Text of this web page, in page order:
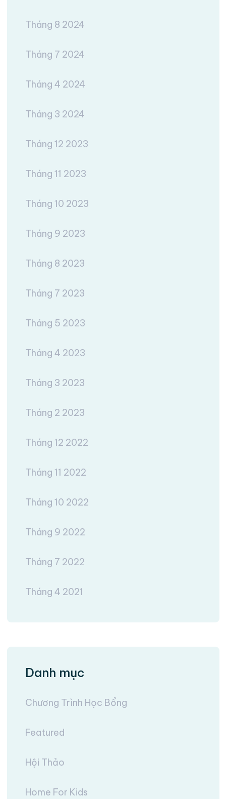
Tháng 8 2024
Tháng 7 2024
Tháng 4 2024
Tháng 3 2024
Tháng 12 2023
Tháng 11 2023
Tháng 10 2023
Tháng 9 2023
Tháng 8 2023
Tháng 7 2023
Tháng 5 2023
Tháng 4 2023
Tháng 3 2023
Tháng 2 2023
Tháng 12 2022
Tháng 11 2022
Tháng 10 2022
Tháng 9 2022
Tháng 7 2022
Tháng 4 2021
Danh mục
Chương Trình Học Bổng
Featured
Hội Thảo
Home For Kids